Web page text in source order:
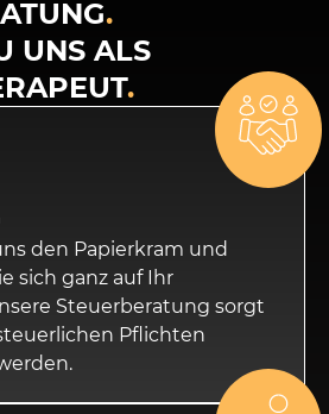
.
UNS ALS
.
den Papierkram und
sich ganz auf Ihr
Steuerberatung sorgt
Pflichten